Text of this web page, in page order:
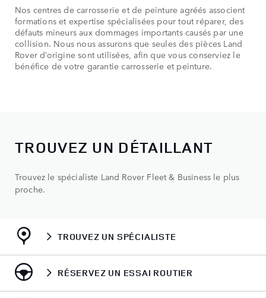
Nos centres de carrosserie et de peinture agréés associent
formations et expertise spécialisées pour tout réparer, des
défauts mineurs aux dommages importants causés par une
collision. Nous nous assurons que seules des pièces Land
Rover d’origine sont utilisées, afin que vous conserviez le
bénéfice de votre garantie carrosserie et peinture.
TROUVEZ UN DÉTAILLANT
Trouvez le spécialiste Land Rover Fleet & Business le plus
proche.
TROUVEZ UN SPÉCIALISTE
RÉSERVEZ UN ESSAI ROUTIER